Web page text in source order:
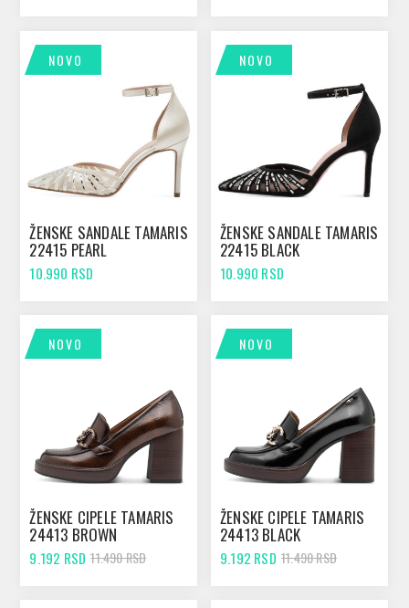
NOVO
ŽENSKE SANDALE TAMARIS
22415 PEARL
10.990 RSD
NOVO
ŽENSKE SANDALE TAMARIS
22415 BLACK
10.990 RSD
NOVO
ŽENSKE CIPELE TAMARIS
24413 BROWN
9.192 RSD 11.490 RSD
NOVO
ŽENSKE CIPELE TAMARIS
24413 BLACK
9.192 RSD 11.490 RSD